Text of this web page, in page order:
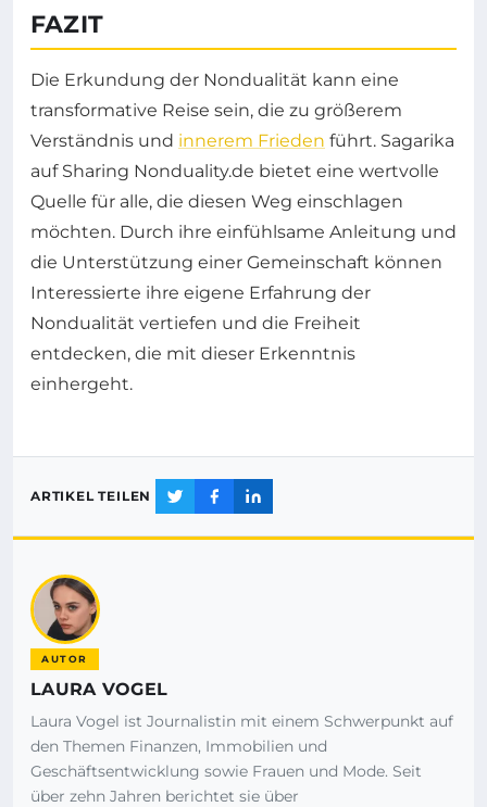
FAZIT
Die Erkundung der Nondualität kann eine
transformative Reise sein, die zu größerem
Verständnis und innerem Frieden führt. Sagarika
auf Sharing Nonduality.de bietet eine wertvolle
Quelle für alle, die diesen Weg einschlagen
möchten. Durch ihre einfühlsame Anleitung und
die Unterstützung einer Gemeinschaft können
Interessierte ihre eigene Erfahrung der
Nondualität vertiefen und die Freiheit
entdecken, die mit dieser Erkenntnis
einhergeht.
ARTIKEL TEILEN
AUTOR
LAURA VOGEL
Laura Vogel ist Journalistin mit einem Schwerpunkt auf
den Themen Finanzen, Immobilien und
Geschäftsentwicklung sowie Frauen und Mode. Seit
über zehn Jahren berichtet sie über